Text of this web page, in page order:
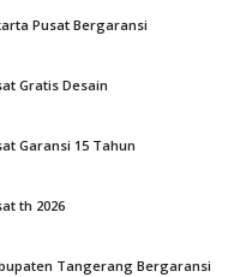
Pusat Bergaransi
Gratis Desain
Garansi 15 Tahun
th 2026
Tangerang Bergaransi